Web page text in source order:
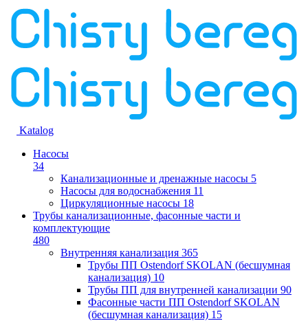
Katalog
Насосы
34
Канализационные и дренажные насосы 5
Насосы для водоснабжения 11
Циркуляционные насосы 18
Трубы канализационные, фасонные части и
комплектующие
480
Внутренняя канализация 365
Трубы ПП Ostendorf SKOLAN (бесшумная
канализация) 10
Трубы ПП для внутренней канализации 90
Фасонные части ПП Ostendorf SKOLAN
(бесшумная канализация) 15